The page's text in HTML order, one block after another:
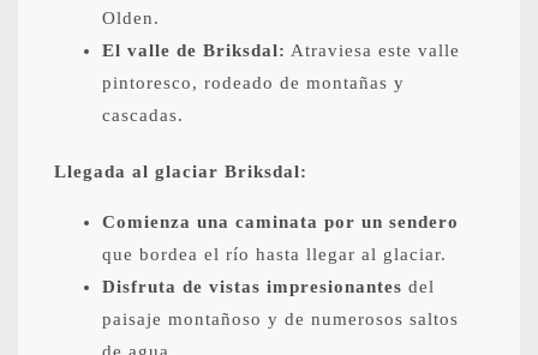
Olden.
El valle de Briksdal: Atraviesa este valle
pintoresco, rodeado de montañas y
cascadas.
Llegada al glaciar Briksdal:
Comienza una caminata por un sendero
que bordea el río hasta llegar al glaciar.
Disfruta de vistas impresionantes del
paisaje montañoso y de numerosos saltos
de agua.